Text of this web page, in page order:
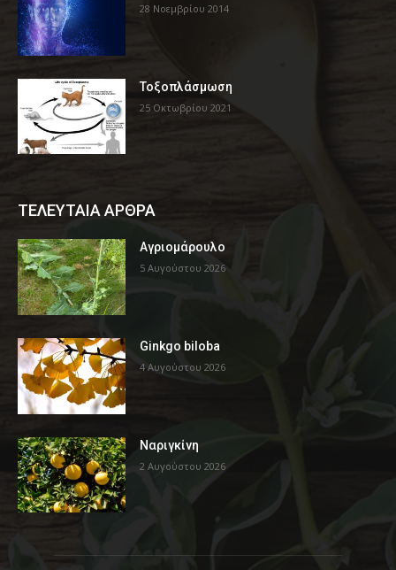
28 Νοεμβρίου 2014
Τοξοπλάσμωση
25 Οκτωβρίου 2021
ΤΕΛΕΥΤΑΙΑ ΑΡΘΡΑ
Αγριομάρουλο
5 Αυγούστου 2026
Ginkgo biloba
4 Αυγούστου 2026
Ναριγκίνη
2 Αυγούστου 2026